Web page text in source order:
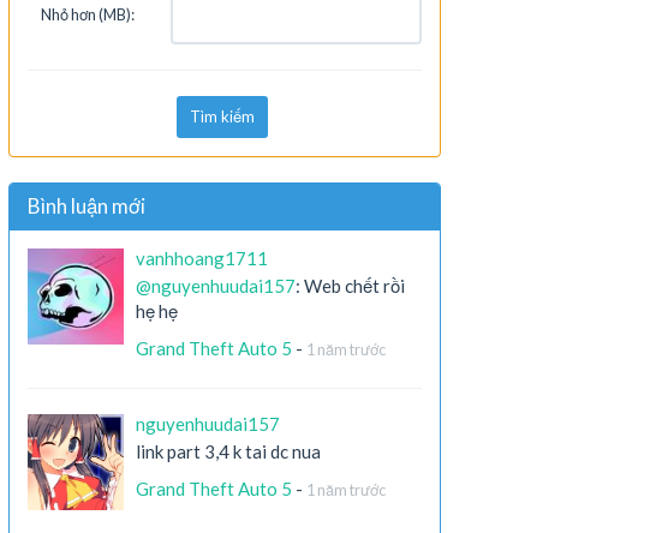
Nhỏ hơn (MB):
Tìm kiếm
Bình luận mới
vanhhoang1711
@nguyenhuudai157: Web chết rồi
hẹ hẹ
Grand Theft Auto 5 - 1 năm trước
nguyenhuudai157
link part 3,4 k tai dc nua
Grand Theft Auto 5 - 1 năm trước